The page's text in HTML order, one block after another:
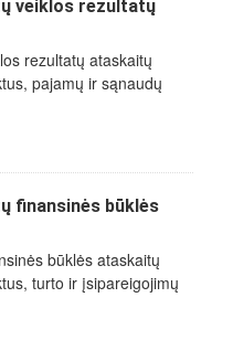
veiklos rezultatų
rezultatų ataskaitų
pajamų ir sąnaudų
finansinės būklės
būklės ataskaitų
turto ir įsipareigojimų